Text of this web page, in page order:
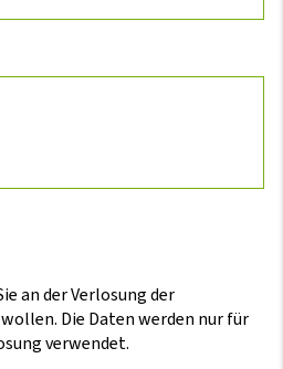
an der Verlosung der
Die Daten werden nur für
verwendet.